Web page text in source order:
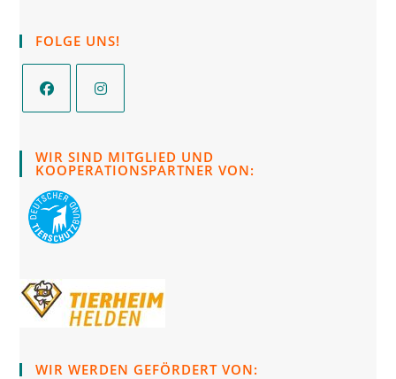
FOLGE UNS!
new
tab
a
tab
WIR SIND MITGLIED UND
KOOPERATIONSPARTNER VON:
WIR WERDEN GEFÖRDERT VON: